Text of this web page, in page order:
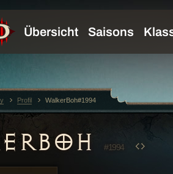
#1994
Profil WalkerBoh#1994